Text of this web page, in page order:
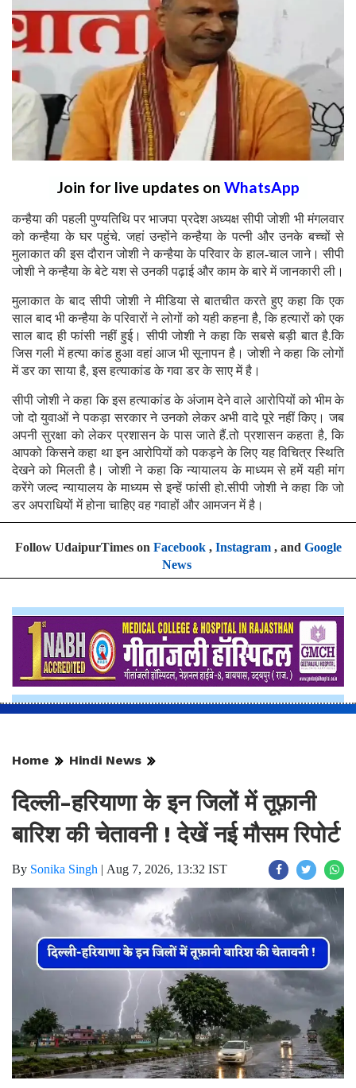
Join for live updates on WhatsApp
कन्हैया की पहली पुण्यतिथि पर भाजपा प्रदेश अध्यक्ष सीपी जोशी भी मंगलवार
को कन्हैया के घर पहुंचे. जहां उन्होंने कन्हैया के पत्नी और उनके बच्चों से
मुलाकात की इस दौरान जोशी ने कन्हैया के परिवार के हाल-चाल जाने। सीपी
जोशी ने कन्हैया के बेटे यश से उनकी पढ़ाई और काम के बारे में जानकारी ली।
मुलाकात के बाद सीपी जोशी ने मीडिया से बातचीत करते हुए कहा कि एक
साल बाद भी कन्हैया के परिवारों ने लोगों को यही कहना है, कि हत्यारों को एक
साल बाद ही फांसी नहीं हुई। सीपी जोशी ने कहा कि सबसे बड़ी बात है.कि
जिस गली में हत्या कांड हुआ वहां आज भी सूनापन है। जोशी ने कहा कि लोगों
में डर का साया है, इस हत्याकांड के गवा डर के साए में है।
सीपी जोशी ने कहा कि इस हत्याकांड के अंजाम देने वाले आरोपियों को भीम के
जो दो युवाओं ने पकड़ा सरकार ने उनको लेकर अभी वादे पूरे नहीं किए। जब
अपनी सुरक्षा को लेकर प्रशासन के पास जाते हैं.तो प्रशासन कहता है, कि
आपको किसने कहा था इन आरोपियों को पकड़ने के लिए यह विचित्र स्थिति
देखने को मिलती है। जोशी ने कहा कि न्यायालय के माध्यम से हमें यही मांग
करेंगे जल्द न्यायालय के माध्यम से इन्हें फांसी हो.सीपी जोशी ने कहा कि जो
डर अपराधियों में होना चाहिए वह गवाहों और आमजन में है।
Follow UdaipurTimes on Facebook, Instagram, and Google
News
Home Hindi News
दिल्ली-हरियाणा के इन जिलों में तूफ़ानी
बारिश की चेतावनी ! देखें नई मौसम रिपोर्ट
By Sonika Singh | Aug 7, 2026, 13:32 IST